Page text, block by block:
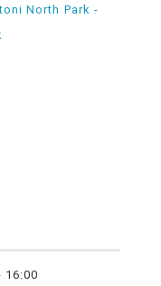
North Park -
16:00